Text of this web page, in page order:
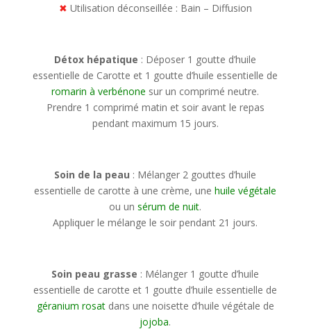
✖ Utilisation déconseillée : Bain – Diffusion
Détox hépatique : Déposer 1 goutte d’huile
essentielle de Carotte et 1 goutte d’huile essentielle de
romarin à verbénone sur un comprimé neutre.
Prendre 1 comprimé matin et soir avant le repas
pendant maximum 15 jours.
Soin de la peau : Mélanger 2 gouttes d’huile
essentielle de carotte à une crème, unehuile végétale
ou unsérum de nuit.
Appliquer le mélange le soir pendant 21 jours.
Soin peau grasse : Mélanger 1 goutte d’huile
essentielle de carotte et 1 goutte d’huile essentielle de
géranium rosat dans une noisette d’huile végétale de
jojoba.